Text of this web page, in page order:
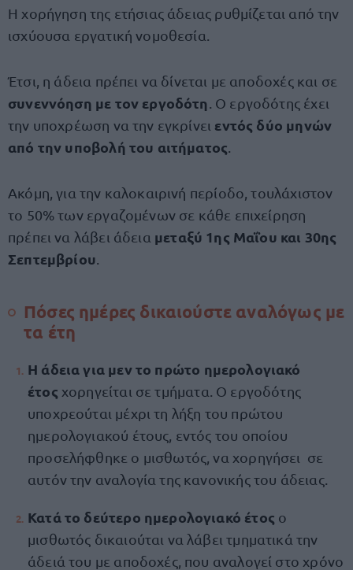
Η χορήγηση της ετήσιας άδειας ρυθμίζεται από την
ισχύουσα εργατική νομοθεσία.
Έτσι, η άδεια πρέπει να δίνεται με αποδοχές και σε
συνεννόηση με τον εργοδότη . Ο εργοδότης έχει
την υποχρέωση να την εγκρίνει εντός δύο μηνών
από την υποβολή του αιτήματος
Ακόμη, για την καλοκαιρινή περίοδο, τουλάχιστον
το 50% των εργαζομένων σε κάθε επιχείρηση
πρέπει να λάβει άδεια μεταξύ 1ης Μαΐου και 30ης
Σεπτεμβρίου
Πόσες ημέρες δικαιούστε αναλόγως με
τα έτη
Η άδεια για μεν το πρώτο ημερολογιακό
έτος χορηγείται σε τμήματα. Ο εργοδότης
υποχρεούται μέχρι τη λήξη του πρώτου
ημερολογιακού έτους, εντός του οποίου
προσελήφθηκε ο μισθωτός, να χορηγήσει σε
αυτόν την αναλογία της κανονικής του άδειας.
Κατά το δεύτερο ημερολογιακό έτος ο
μισθωτός δικαιούται να λάβει τμηματικά την
άδειά του με αποδοχές, που αναλογεί στο χρόνο